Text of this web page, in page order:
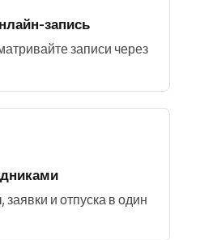
запись
записи через
и отпуска в один